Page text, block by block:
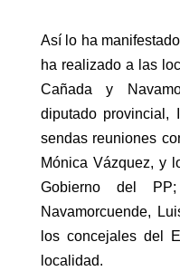
Así lo ha
ha realizado a las
Cañada y
diputado provincial,
sendas reuniones
Mónica Vázquez, y
Gobierno del
Navamorcuende,
los concejales del
localidad.